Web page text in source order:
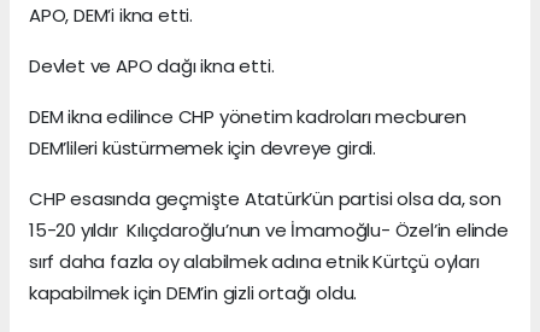
APO, DEM’i ikna etti.
Devlet ve APO dağı ikna etti.
DEM ikna edilince CHP yönetim kadroları mecburen
DEM’lileri küstürmemek için devreye girdi.
CHP esasında geçmişte Atatürk’ün partisi olsa da, son
15-20 yıldır Kılıçdaroğlu’nun ve İmamoğlu- Özel’in elinde
sırf daha fazla oy alabilmek adına etnik Kürtçü oyları
kapabilmek için DEM’in gizli ortağı oldu.